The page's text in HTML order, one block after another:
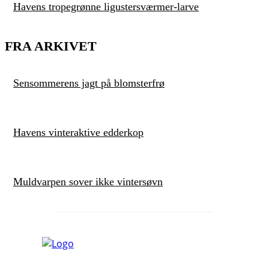
Havens tropegrønne ligustersværmer-larve
FRA ARKIVET
Sensommerens jagt på blomsterfrø
Havens vinteraktive edderkop
Muldvarpen sover ikke vintersøvn